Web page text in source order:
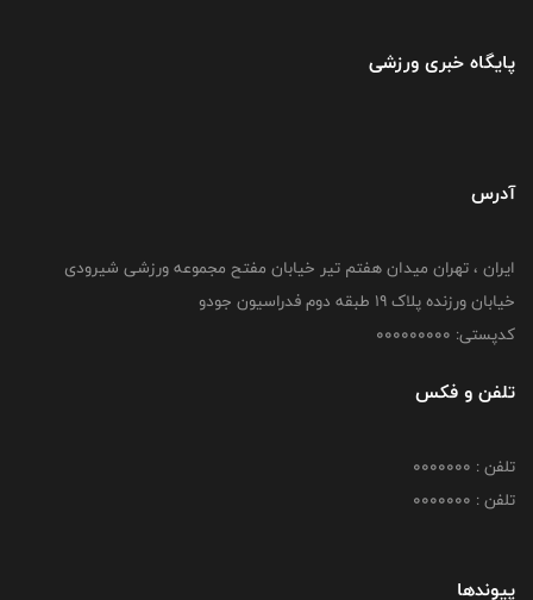
پایگاه خبری ورزشی
آدرس
ایران ، تهران میدان هفتم تیر خیابان مفتح مجموعه ورزشی شیرودی
خیابان ورزنده پلاک ۱۹ طبقه دوم فدراسیون جودو
کدپستی: 000000000
تلفن و فکس
تلفن : 0000000
تلفن : 0000000
پیوندها